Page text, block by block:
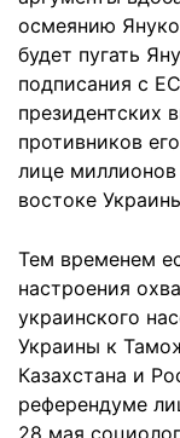
осмеянию
будет пугать
подписания с
президентских
противников
лице
востоке
Тем временем
настроения
украинского
Украины к
Казахстана и
референдуме
28 мая